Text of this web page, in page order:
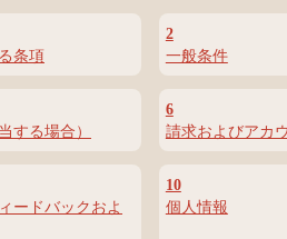
条項
2
一般条件
する場合）
6
請求およびアカ
ードバックおよ
10
個人情報